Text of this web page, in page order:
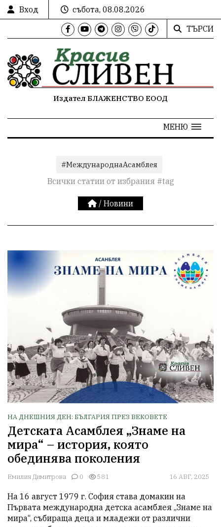
Вход
събота, 08.08.2026
ТЪРСИ
Издател БЛАЖЕНСТВО ЕООД
МЕНЮ
#МеждународнаАсамблея
Всички статии от избрания #tag
/ Новини
НА ДНЕШНИЯ ДЕН: БЪЛГАРИЯ ПРЕЗ ВЕКОВЕТЕ
Детската Асамблея „Знаме на
мира“ – история, която
обединява поколения
Емилия Димитрова 0 581 16 АВГ, 2025
На 16 август 1979 г. София става домакин на
Първата международна детска асамблея „Знаме на
мира“, събираща деца и младежи от различни